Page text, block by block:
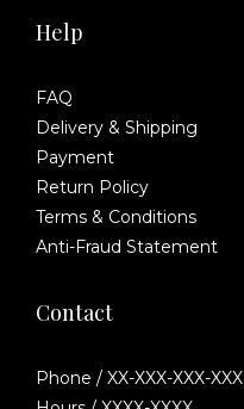
Help
FAQ
Delivery & Shipping
Payment
Return Policy
Terms & Conditions
Anti-Fraud Statement
Contact
Phone / XX-XXX-XXX-XXX